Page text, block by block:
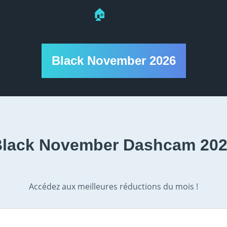
Black November 2026
November Dashcam
Accédez aux meilleures réductions du mois !
🏠